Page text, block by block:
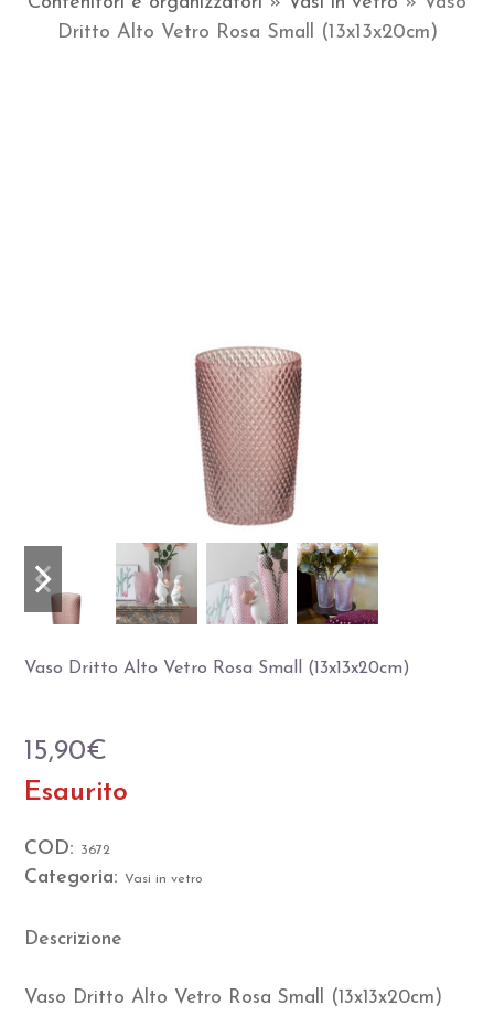
Dritto Alto Vetro Rosa Small (13x13x20cm)
Slide
precedente
Slide
successiva
Vaso Dritto Alto Vetro Rosa Small (13x13x20cm)
15,90€
Esaurito
COD: 3672
Categoria:Vasi in vetro
Descrizione
Vaso Dritto Alto Vetro Rosa Small (13x13x20cm)